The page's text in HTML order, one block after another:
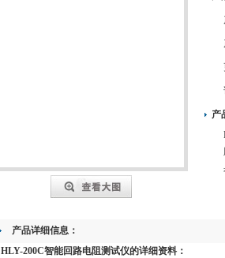
产
产品详细信息：
HLY-200C智能回路电阻测试仪的详细资料：